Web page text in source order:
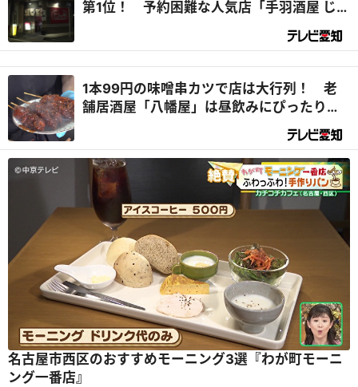
第1位！ 予約困難な人気店「手羽酒屋 じら
1本99円の味噌串カツで店は大行列！ 老
舗居酒屋「八幡屋」は昼飲みにぴったり
名古屋市西区のおすすめモーニング3選『わが町モーニ
ング一番店』